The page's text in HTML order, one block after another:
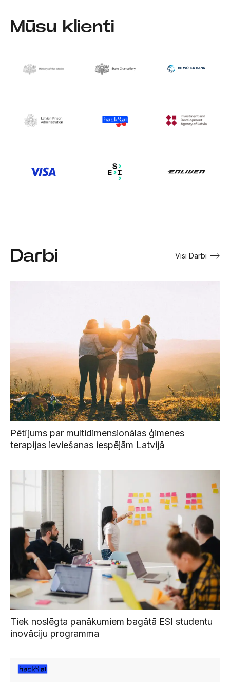
Mūsu klienti
Darbi Visi Darbi
Pētījums par multidimensionālas ģimenes
terapijas ieviešanas iespējām Latvijā
Tiek noslēgta panākumiem bagātā ESI studentu
inovāciju programma